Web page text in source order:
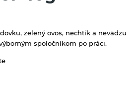
zelený ovos, nechtík a nevädzu
spoločníkom po práci.